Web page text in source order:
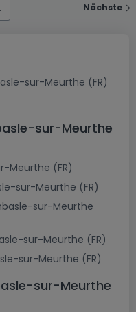
Nächste
sur-Meurthe (FR)
sur-Meurthe
Meurthe (FR)
sur-Meurthe (FR)
sur-Meurthe
sur-Meurthe (FR)
sur-Meurthe (FR)
sur-Meurthe